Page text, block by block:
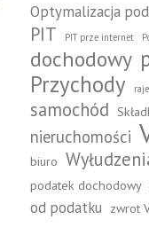
Optymalizacja
PIT PIT prze internet
dochodowy
Przychody
samochód
nieruchomości
biuro
podatek dochodowy
od podatku zwrot